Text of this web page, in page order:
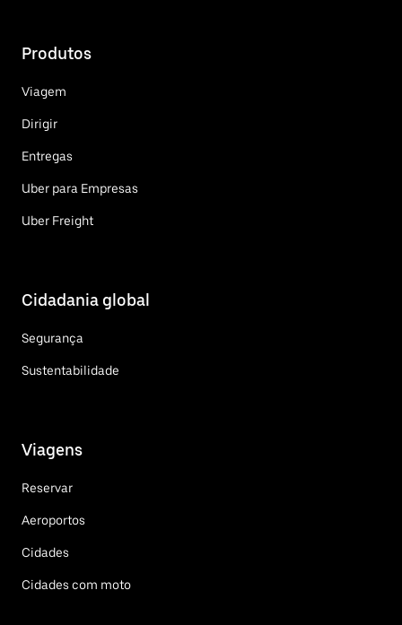
Produtos
Viagem
Dirigir
Entregas
Uber para Empresas
Uber Freight
Cidadania global
Segurança
Sustentabilidade
Viagens
Reservar
Aeroportos
Cidades
Cidades com moto